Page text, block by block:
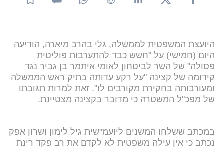
היועצת המשפטית לממשלה, גלי בהרב מיארה, הודיעה
היום (חמישי) על "חשש כבד להתערבות פוליטית
פסולה" של השר לביטחון לאומי איתמר בן גביר נגד
קידומה של קצינה "על רקע עדותה בתיק ראש הממשלה
ומעורבותה בחקירת מקורבים לו". זאת למרות תגובתו
של מפכ"ל המשטרה כי מדובר בקצינה מצטיינת.
במכתב ששלחו המשנים ליועמ"שית גיל לימון ושרון אפק
נכתב כי אין עילה משפטית לא לקדם את רב פקד רינת